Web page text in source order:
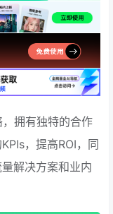
拥有独特的合作
，提高ROI，同
解决方案和业内